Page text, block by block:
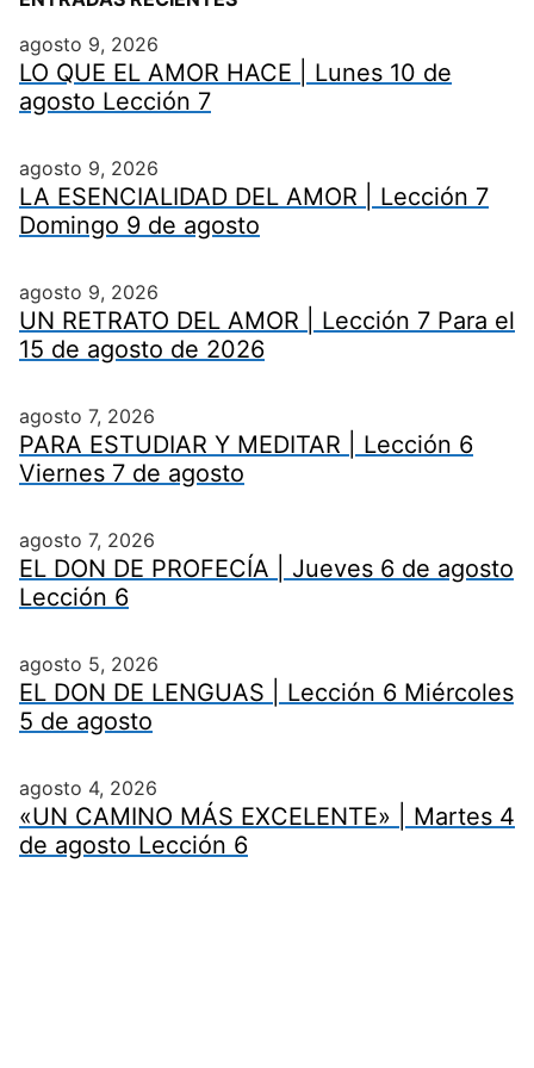
agosto 9, 2026
LO QUE EL AMOR HACE | Lunes 10 de
agosto Lección 7
agosto 9, 2026
LA ESENCIALIDAD DEL AMOR | Lección 7
Domingo 9 de agosto
agosto 9, 2026
UN RETRATO DEL AMOR | Lección 7 Para el
15 de agosto de 2026
agosto 7, 2026
PARA ESTUDIAR Y MEDITAR | Lección 6
Viernes 7 de agosto
agosto 7, 2026
EL DON DE PROFECÍA | Jueves 6 de agosto
Lección 6
agosto 5, 2026
EL DON DE LENGUAS | Lección 6 Miércoles
5 de agosto
agosto 4, 2026
«UN CAMINO MÁS EXCELENTE» | Martes 4
de agosto Lección 6